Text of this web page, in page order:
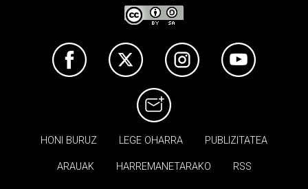
HONI BURUZ LEGE OHARRA PUBLIZITATEA
ARAUAK HARREMANETARAKO RSS